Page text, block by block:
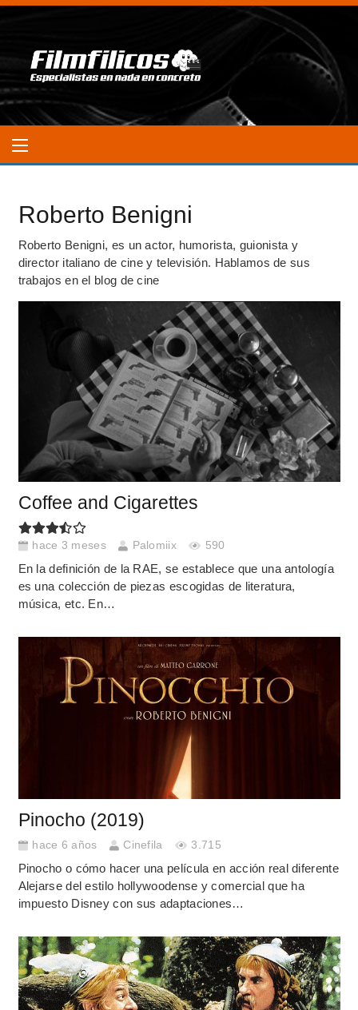
Roberto Benigni
Roberto Benigni, es un actor, humorista, guionista y
director italiano de cine y televisión. Hablamos de sus
trabajos en el blog de cine
Coffee and Cigarettes
hace 3 meses Palomiix 590
En la definición de la RAE, se establece que una antología
es una colección de piezas escogidas de literatura,
música, etc. En…
Pinocho (2019)
hace 6 años Cinefila 3.715
Pinocho o cómo hacer una película en acción real diferente
Alejarse del estilo hollywoodense y comercial que ha
impuesto Disney con sus adaptaciones…